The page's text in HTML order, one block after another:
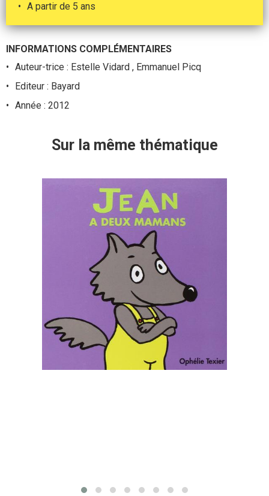
A partir de 5 ans
INFORMATIONS COMPLÉMENTAIRES
Auteur-trice : Estelle Vidard , Emmanuel Picq
Editeur : Bayard
Année : 2012
Sur la même thématique